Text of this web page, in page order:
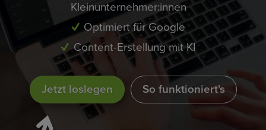
Kleinunternehmer:innen
Optimiert für Google
Content-Erstellung mit KI
Jetzt loslegen So funktioniert's